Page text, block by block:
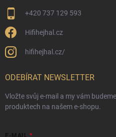
+420 737 129 593
Hifihejhal.cz
hifihejhal.cz/
ODEBÍRAT NEWSLETTER
Vložte svůj e-mail a my vám
produktech na našem e-shopu.
E-MAIL